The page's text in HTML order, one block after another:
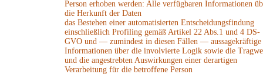
Person erhoben werden: Alle verfügbaren Informationen
die Herkunft der Daten
das Bestehen einer automatisierten Entscheidungsfindung
einschließlich Profiling gemäß Artikel 22 Abs.1 und 4 DS-
GVO und — zumindest in diesen Fällen — aussagekräftige
Informationen über die involvierte Logik sowie die
und die angestrebten Auswirkungen einer derartigen
Verarbeitung für die betroffene Person